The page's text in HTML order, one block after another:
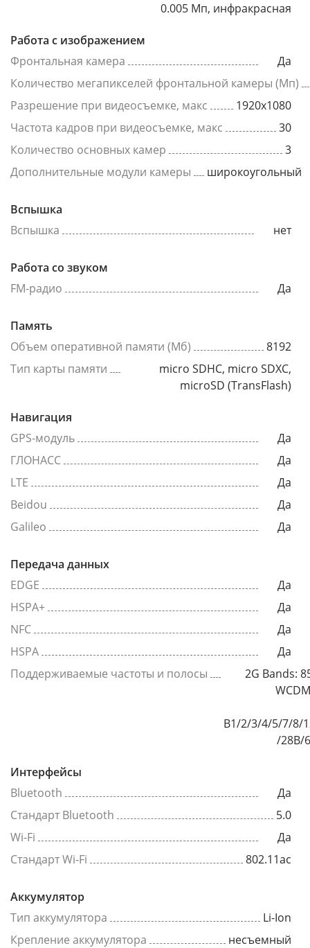
0.005 Мп, инфракрасная
Работа с изображением
Фронтальная камера
Да
Количество мегапикселей фронтальной камеры (Мп)
Разрешение при видеосъемке, макс
1920x1080
Частота кадров при видеосъемке, макс
30
Количество основных камер
3
Дополнительные модули камеры
широкоугольный
Вспышка
Вспышка
нет
Работа со звуком
FM-радио
Да
Память
Объем оперативной памяти (Мб)
8192
Тип карты памяти
micro SDHC, micro SDXC,
microSD (TransFlash)
Навигация
GPS-модуль
Да
ГЛОНАСС
Да
LTE
Да
Beidou
Да
Galileo
Да
Передача данных
EDGE
Да
HSPA+
Да
NFC
Да
HSPA
Да
Поддерживаемые частоты и полосы
2G Bands:
B1/2/3/4/5/7/8/
/28B/
Интерфейсы
Bluetooth
Да
Стандарт Bluetooth
5.0
Wi-Fi
Да
Стандарт Wi-Fi
802.11ac
Аккумулятор
Тип аккумулятора
Li-Ion
Крепление аккумулятора
несъемный